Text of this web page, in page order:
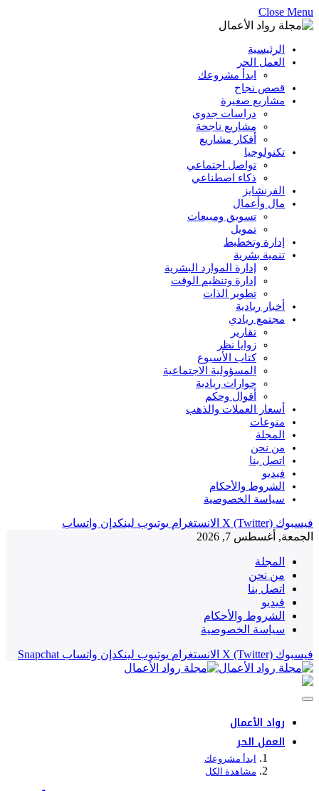
Close Menu
الرئيسية
العمل الحر
ابدأ مشروعك
قصص نجاح
مشاريع صغيرة
دراسات جدوى
مشاريع ناجحة
أفكار مشاريع
تكنولوجيا
تواصل اجتماعي
ذكاء اصطناعي
الفرنشايز
مال وأعمال
تسويق ومبيعات
تمويل
إدارة وتخطيط
تنمية بشرية
إدارة الموارد البشرية
إدارة وتنظيم الوقت
تطوير الذات
أخبار ريادية
مجتمع ريادي
تقارير
زوايا نظر
كتاب الأسبوع
المسؤولية الاجتماعية
حوارات ريادية
أقوال وحكم
أسعار العملات والذهب
منوعات
المجلة
من نحن
اتصل بنا
فيديو
الشروط والأحكام
سياسة الخصوصية
فيسبوك X (Twitter) الانستغرام يوتيوب لينكدإن واتساب
الجمعة, أغسطس 7, 2026
المجلة
من نحن
اتصل بنا
فيديو
الشروط والأحكام
سياسة الخصوصية
فيسبوك X (Twitter) الانستغرام يوتيوب لينكدإن واتساب Snapchat
رواد الأعمال
العمل الحر
ابدأ مشروعك
مشاهدة الكل